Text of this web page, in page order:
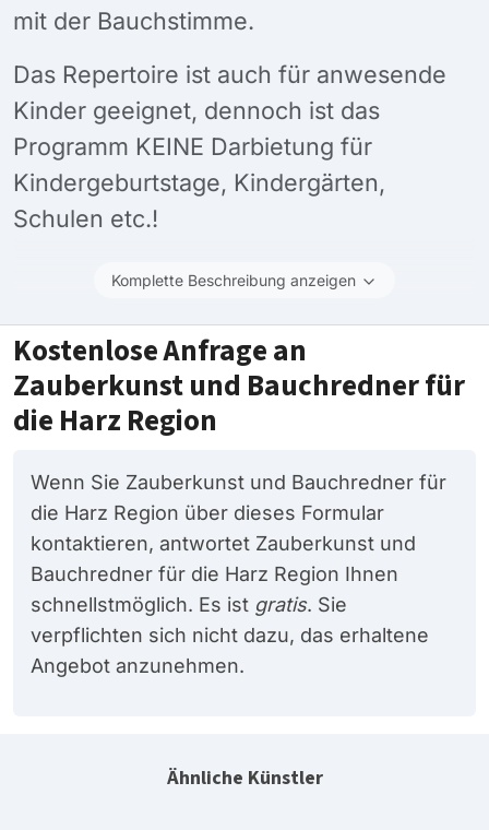
mit der Bauchstimme.
Das Repertoire ist auch für anwesende
Kinder geeignet, dennoch ist das
Programm KEINE Darbietung für
Kindergeburtstage, Kindergärten,
Schulen etc.!
Komplette Beschreibung anzeigen
Kostenlose Anfrage an
Zauberkunst und Bauchredner für
die Harz Region
Wenn Sie Zauberkunst und Bauchredner für
die Harz Region über dieses Formular
kontaktieren, antwortet Zauberkunst und
Bauchredner für die Harz Region Ihnen
schnellstmöglich. Es ist gratis. Sie
verpflichten sich nicht dazu, das erhaltene
Angebot anzunehmen.
Ähnliche Künstler